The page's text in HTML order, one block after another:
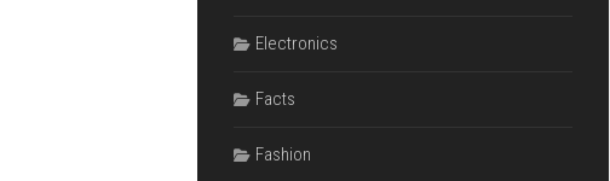
Electronics
Facts
Fashion